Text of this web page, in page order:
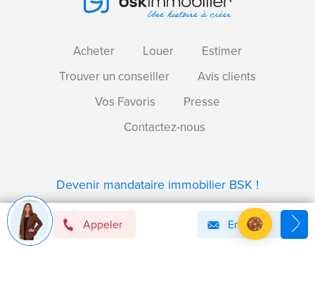
Appeler Email
Acheter Louer
Estimer
Trouver un conseiller
Avis clients
Vos Favoris
Presse
Contactez-nous
Devenir mandataire immobilier BSK !